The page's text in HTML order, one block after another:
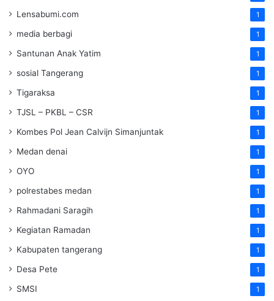
Lensabumi.com 1
media berbagi 1
Santunan Anak Yatim 1
sosial Tangerang 1
Tigaraksa 1
TJSL – PKBL – CSR 1
Kombes Pol Jean Calvijn Simanjuntak 1
Medan denai 1
OYO 1
polrestabes medan 1
Rahmadani Saragih 1
Kegiatan Ramadan 1
Kabupaten tangerang 1
Desa Pete 1
SMSI 1